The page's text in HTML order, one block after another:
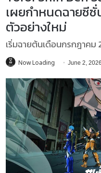
เผยกำหนดฉายซี
ตัวอย่างใหม่
เริ่มฉายต้นเดือนกรกฎาคม
Now Loading June 2, 2026